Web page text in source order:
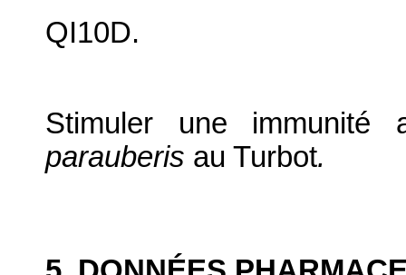
QI10D.
Stimuler une
parauberis au Turbot.